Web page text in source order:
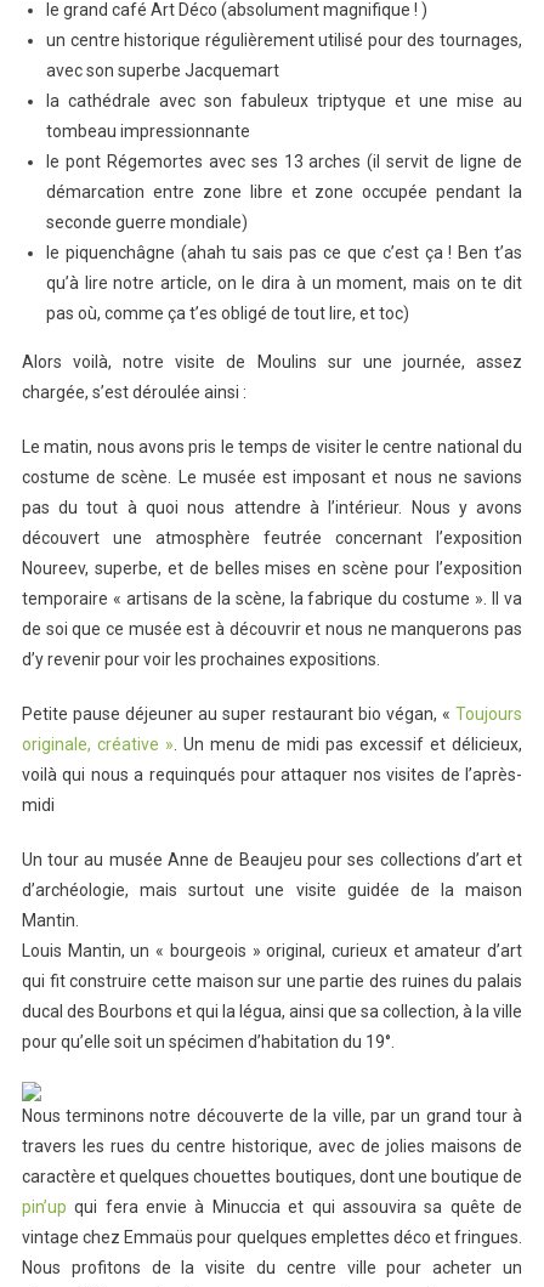
le grand café Art Déco (absolument magnifique ! )
un centre historique régulièrement utilisé pour des tournages,
avec son superbe Jacquemart
la cathédrale avec son fabuleux triptyque et une mise au
tombeau impressionnante
le pont Régemortes avec ses 13 arches (il servit de ligne de
démarcation entre zone libre et zone occupée pendant la
seconde guerre mondiale)
le piquenchâgne (ahah tu sais pas ce que c’est ça ! Ben t’as
qu’à lire notre article, on le dira à un moment, mais on te dit
pas où, comme ça t’es obligé de tout lire, et toc)
Alors voilà, notre visite de Moulins sur une journée, assez
chargée, s’est déroulée ainsi :
Le matin, nous avons pris le temps de visiter le centre national du
costume de scène. Le musée est imposant et nous ne savions
pas du tout à quoi nous attendre à l’intérieur. Nous y avons
découvert une atmosphère feutrée concernant l’exposition
Noureev, superbe, et de belles mises en scène pour l’exposition
temporaire « artisans de la scène, la fabrique du costume ». Il va
de soi que ce musée est à découvrir et nous ne manquerons pas
d’y revenir pour voir les prochaines expositions.
Petite pause déjeuner au super restaurant bio végan, «Toujours
originale, créative » . Un menu de midi pas excessif et délicieux,
voilà qui nous a requinqués pour attaquer nos visites de l’après-
midi
Un tour au musée Anne de Beaujeu pour ses collections d’art et
d’archéologie, mais surtout une visite guidée de la maison
Mantin.
Louis Mantin, un « bourgeois » original, curieux et amateur d’art
qui fit construire cette maison sur une partie des ruines du palais
ducal des Bourbons et qui la légua, ainsi que sa collection, à la ville
pour qu’elle soit un spécimen d’habitation du 19°.
Nous terminons notre découverte de la ville, par un grand tour à
travers les rues du centre historique, avec de jolies maisons de
caractère et quelques chouettes boutiques, dont une boutique de
pin’up qui fera envie à Minuccia et qui assouvira sa quête de
vintage chez Emmaüs pour quelques emplettes déco et fringues.
Nous profitons de la visite du centre ville pour acheter un